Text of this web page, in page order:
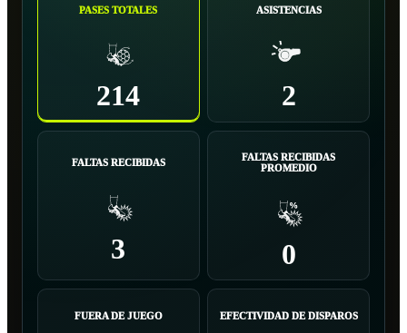
PASES TOTALES
214
ASISTENCIAS
2
FALTAS RECIBIDAS
3
FALTAS RECIBIDAS
PROMEDIO
0
FUERA DE JUEGO EFECTIVIDAD DE DISPAROS